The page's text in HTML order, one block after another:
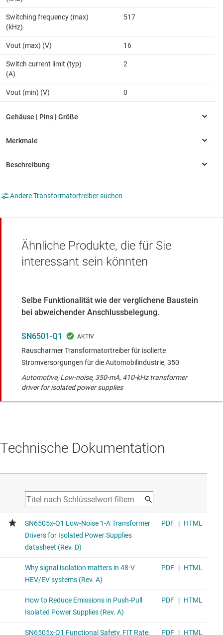
Switching frequency (max)
(kHz)
517
Vout (max) (V) 16
Switch current limit (typ)
(A)
2
Vout (min) (V) 0
Andere Transformatortreiber suchen
Ähnliche Produkte, die für Sie
interessant sein könnten
Selbe Funktionalität wie der verglichene Baustein
bei abweichender Anschlussbelegung.
SN6501-Q1
Rauscharmer Transformatortreiber für isolierte
Stromversorgungen für die Automobilindustrie, 350
Automotive, Low-noise, 350-mA, 410-kHz transformer
driver for isolated power supplies
Technische Dokumentation